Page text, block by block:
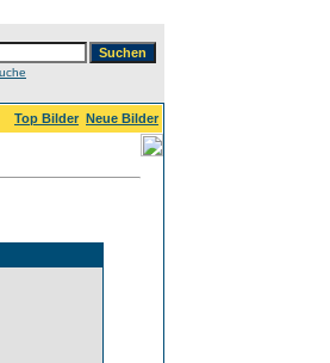
Top Bilder Neue Bilder